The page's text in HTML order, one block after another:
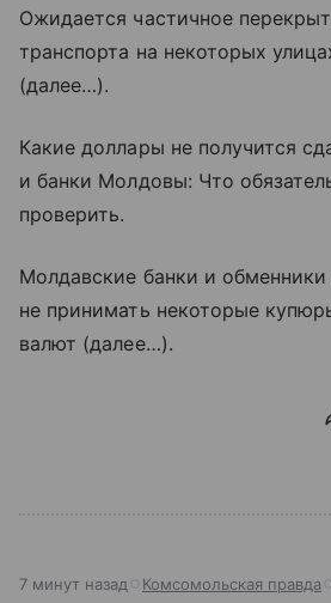
Ожидается частичное
транспорта на некоторых
(далее…).
Какие доллары не получится
и банки Молдовы: Что
проверить.
Молдавские банки и обменники
не принимать некоторые
валют (далее…).
7 минут назад Комсомольская правда